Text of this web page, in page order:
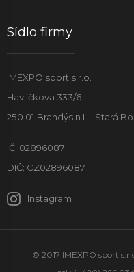
Sídlo firmy
IMEXPO sport s.r.o.
Havlíčkova 333/6
250 01 Brandýs n.L - Stará
IČ: 02896087
DIČ: CZ02896087
Instagram
© 2017 IMEXPO sport